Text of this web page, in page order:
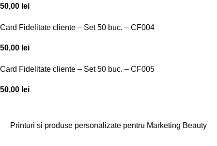
50,00 lei
Card Fidelitate cliente – Set 50 buc. – CF004
50,00 lei
Card Fidelitate cliente – Set 50 buc. – CF005
50,00 lei
Printuri si produse personalizate pentru Marketing Beauty